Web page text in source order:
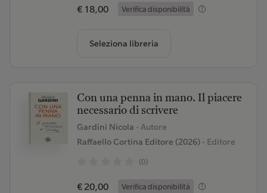
€ 18,00 Verifica disponibilità
Seleziona libreria
Con una penna in mano. Il piacere
necessario di scrivere
Gardini Nicola - Autore
Raffaello Cortina Editore (2026)- Editore
(0)
€ 20,00 Verifica disponibilità